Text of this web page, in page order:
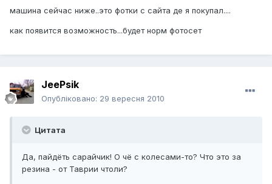
машина сейчас ниже..это фотки с сайта де я покупал....
как появится возможность...будет норм фотосет
JeePsik
Опубліковано: 29 вересня 2010
Цитата
Да, пайдёть сарайчик! О чё с колесами-то? Что это за
резина - от Таврии чтоли?